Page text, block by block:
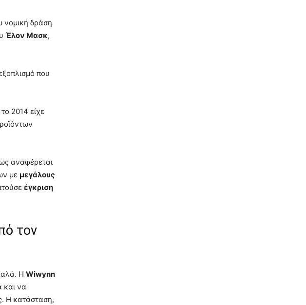
νομική δράση
Έλον Μασκ,
που
το 2014 είχε
αναφέρεται
με μεγάλους
έγκριση
τον
Η Wiwynn
και να
Η κατάσταση,